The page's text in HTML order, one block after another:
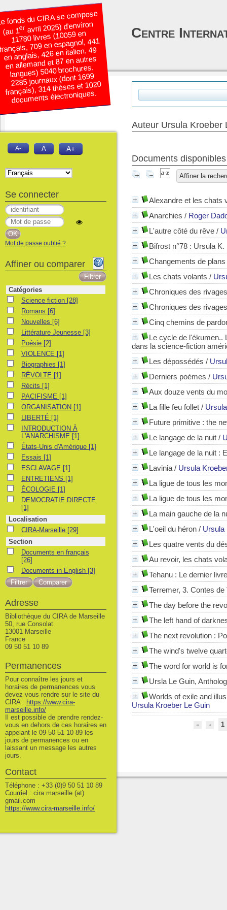
Auteur Ursula Kroeber
Documents
Affiner la
Alexandre et les chats
Anarchies / Roger
L'autre côté du rêve /
Bifrost n°78 : Ursula
Changements de plans
Les chats volants /
Chroniques des
Chroniques des
Cinq chemins de
Le cycle de l'ékumen..
dans la science-fiction
Les dépossédés /
Derniers poèmes /
Aux douze vents du
La fille feu follet /
Future primitive : the
Le langage de la nuit /
Le langage de la nuit :
Lavinia / Ursula
La ligue de tous les
La ligue de tous les
La main gauche de la
L'oeil du héron / Ursula
Les quatre vents du
Au revoir, les chats
Tehanu : Le dernier
Terremer, 3. Contes
The day before the
The left hand of
The next revolution :
The wind's twelve
The word for world is
Ursla Le Guin,
Worlds of exile and
Ursula Kroeber Le Guin
1
fonds du CIRA se compose
(au 1eravril 2025) d’environ
11780 livres (10059 en
709 en espagnol, 441
en anglais, 426 en italien, 49
en allemand et 87 en autres
langues) 5040 brochures,
2285 journaux (dont 1699
français), 314 thèses et 1020
documents électroniques.
Centre
A- A A+
Se connecter
Mot de passe oublié ?
Affiner ou comparer
Catégories
Science fiction
Science fiction [28]
RomansRomans [6]
NouvellesNouvelles [6]
Littérature Jeunesse
Littérature Jeunesse [3]
PoésiePoésie [2]
VIOLENCE
VIOLENCE [1]
Biographies
Biographies [1]
RÉVOLTERÉVOLTE [1]
RécitsRécits [1]
PACIFISME
PACIFISME [1]
ORGANISATION
ORGANISATION [1]
LIBERTÉLIBERTÉ [1]
INTRODUCTION À L'ANARCHISME
INTRODUCTION À
L'ANARCHISME [1]
États-Unis d'Amérique
États-Unis d'Amérique [1]
EssaisEssais [1]
ESCLAVAGE
ESCLAVAGE [1]
ENTRETIENS
ENTRETIENS [1]
ÉCOLOGIE
ÉCOLOGIE [1]
DEMOCRATIE DIRECTE
DEMOCRATIE DIRECTE
[1]
Localisation
CIRA-Marseille
CIRA-Marseille [29]
Section
Documents en français
Documents en français
[26]
Documents in English
Documents in English [3]
Adresse
Bibliothèque du CIRA de Marseille
50, rue Consolat
13001 Marseille
France
09 50 51 10 89
Permanences
Pour connaître les jours et
horaires de permanences vous
devez vous rendre sur le site du
CIRA : https://www.cira-
marseille.info/
Il est possible de prendre rendez-
vous en dehors de ces horaires en
appelant le 09 50 51 10 89 les
jours de permanences ou en
laissant un message les autres
jours.
Contact
Téléphone : +33 (0)9 50 51 10 89
Courriel : cira.marseille (at)
gmail.com
https://www.cira-marseille.info/